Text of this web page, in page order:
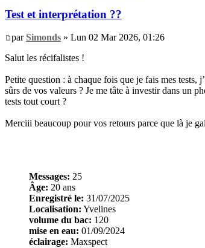
Test et interprétation ??
par Simonds » Lun 02 Mar 2026, 01:26
Salut les récifalistes !
Petite question : à chaque fois que je fais mes tests,
sûrs de vos valeurs ? Je me tâte à investir dans un
tests tout court ?
Merciii beaucoup pour vos retours parce que là je
Messages: 25
Âge: 20 ans
Enregistré le: 31/07/2025
Localisation: Yvelines
volume du bac: 120
mise en eau: 01/09/2024
éclairage: Maxspect